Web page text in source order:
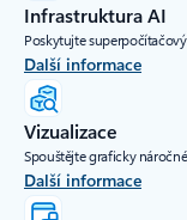
Infrastruktura AI
Poskytujte
Další informace
Vizualizace
Spouštějte graficky
Další informace